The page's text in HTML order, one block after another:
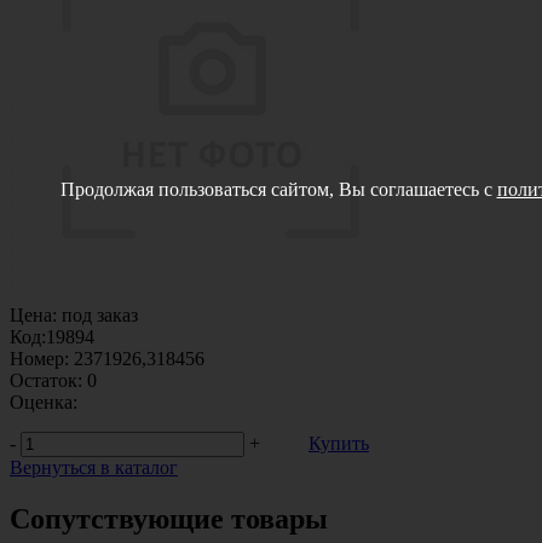
Цена: под заказ
Код:19894
Номер: 2371926,318456
Остаток: 0
Оценка:
-
+
Купить
Вернуться в каталог
Сопутствующие товары
Продолжая пользоваться сайтом, Вы соглашаетесь с